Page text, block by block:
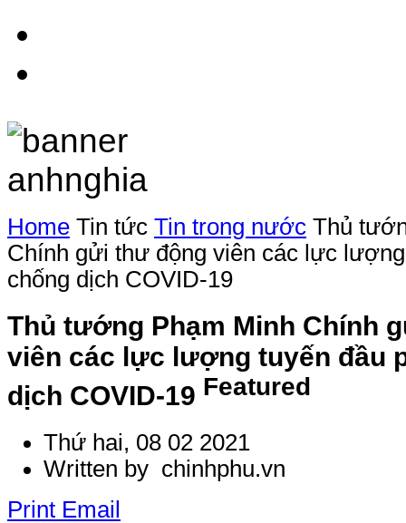
Home Tin tức Tin trong nước Thủ
Chính gửi thư động viên các lực
chống dịch COVID-19
Thủ tướng Phạm Minh Chính
viên các lực lượng tuyến đầu
dịch COVID-19 Featured
Thứ hai, 08 02 2021
Written by chinhphu.vn
Print Email